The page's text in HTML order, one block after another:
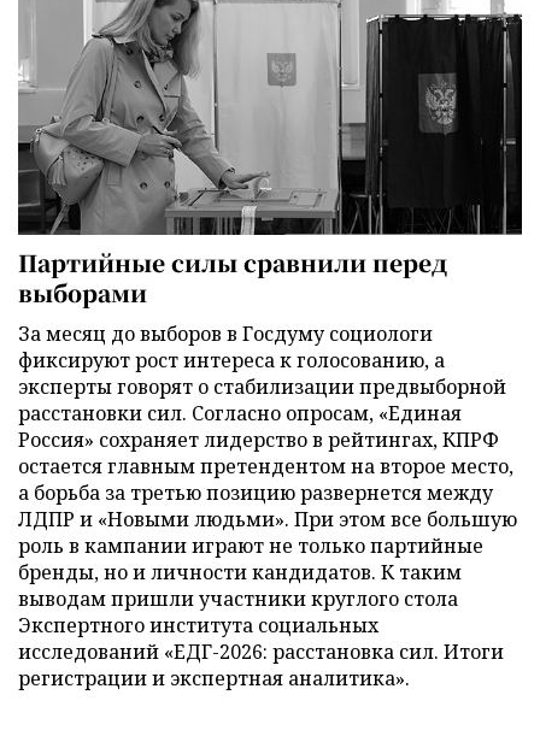
Партийные силы сравнили перед
выборами
За месяц до выборов в Госдуму социологи
фиксируют рост интереса к голосованию, а
эксперты говорят о стабилизации предвыборной
расстановки сил. Согласно опросам, «Единая
Россия» сохраняет лидерство в рейтингах, КПРФ
остается главным претендентом на второе место,
а борьба за третью позицию развернется между
ЛДПР и «Новыми людьми». При этом все большую
роль в кампании играют не только партийные
бренды, но и личности кандидатов. К таким
выводам пришли участники круглого стола
Экспертного института социальных
исследований «ЕДГ-2026: расстановка сил. Итоги
регистрации и экспертная аналитика».